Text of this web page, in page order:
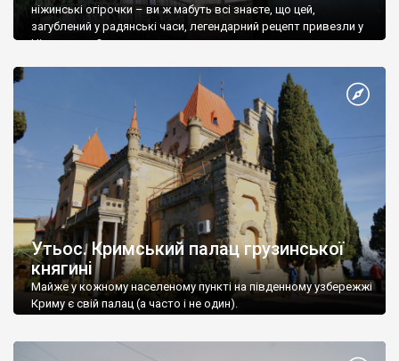
ніжинські огірочки – ви ж мабуть всі знаєте, що цей,
загублений у радянські часи, легендарний рецепт привезли у
Ніжин греки?
Утьос. Кримський палац грузинської
княгині
Майже у кожному населеному пункті на південному узбережжі
Криму є свій палац (а часто і не один).